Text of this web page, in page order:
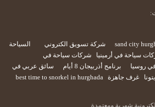
sand city شركة تسويق الكتروني
السياحة
سياحة في أرمينيا
شركات سياحة في
روسيا برنامج أذربيجان 8 أيام
سائق عربي في
غرف جاهزة best time to snorkel in hurghada
شهرية ومعتمدة